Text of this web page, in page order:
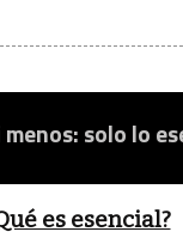
menos: solo lo
es esencial?